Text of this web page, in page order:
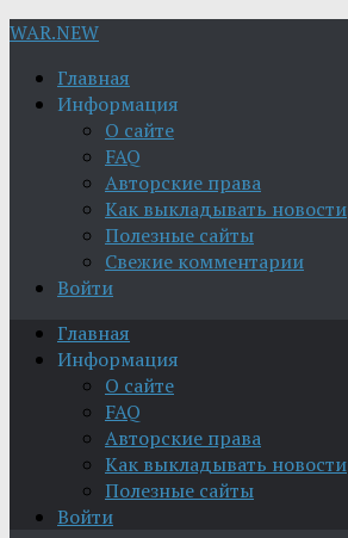
WAR.NEW
Главная
Информация
О сайте
FAQ
Авторские права
Как выкладывать новости
Полезные сайты
Свежие комментарии
Войти
Главная
Информация
О сайте
FAQ
Авторские права
Как выкладывать новости
Полезные сайты
Войти